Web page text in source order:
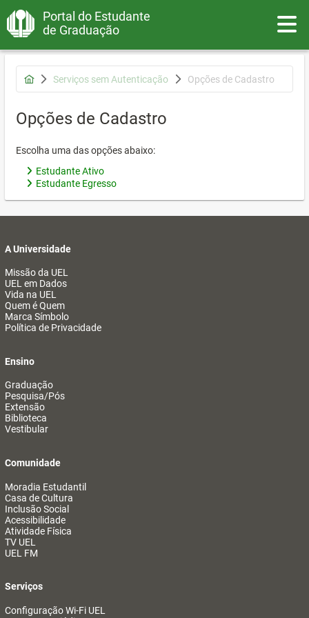
Portal do Estudante
de Graduação
Serviços sem Autenticação Opções de Cadastro
Opções de Cadastro
Escolha uma das opções abaixo:
Estudante Ativo
Estudante Egresso
A Universidade
Missão da UEL
UEL em Dados
Vida na UEL
Quem é Quem
Marca Símbolo
Política de Privacidade
Ensino
Graduação
Pesquisa/Pós
Extensão
Biblioteca
Vestibular
Comunidade
Moradia Estudantil
Casa de Cultura
Inclusão Social
Acessibilidade
Atividade Física
TV UEL
UEL FM
Serviços
Configuração Wi-Fi UEL